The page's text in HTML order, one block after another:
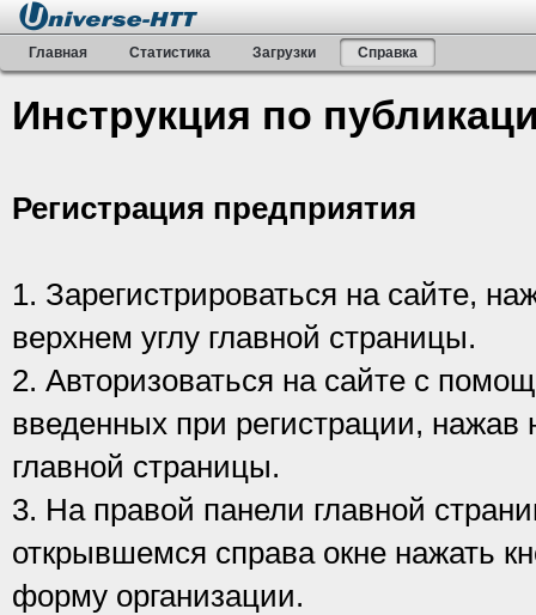
Главная Статистика Загрузки Справка
Инструкция по
Регистрация предприятия
1. Зарегистрироваться на сайте,
верхнем углу главной страницы.
2. Авторизоваться на сайте с
введенных при регистрации, нажав
главной страницы.
3. На правой панели главной
открывшемся справа окне нажать
форму организации.